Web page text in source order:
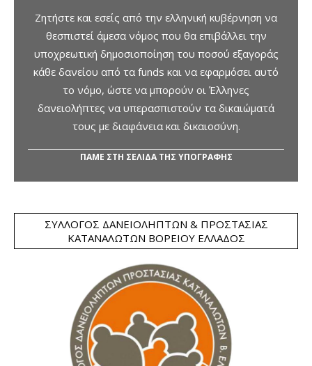
Ζητήστε και εσείς από την ελληνική κυβέρνηση να
θεσπιστεί άμεσα νόμος που θα επιβάλλει την
υποχρεωτική δημοσιοποίηση του ποσού εξαγοράς
κάθε δανείου από τα funds και να εφαρμόσει αυτό
το νόμο, ώστε να μπορούν οι Έλληνες
δανειολήπτες να υπερασπιστούν τα δικαιώματά
τους με διαφάνεια και δικαιοσύνη.
ΠΑΜΕ ΣΤΗ ΣΕΛΙΔΑ ΤΗΣ ΥΠΟΓΡΑΦΗΣ
ΣΎΛΛΟΓΟΣ ΔΑΝΕΙΟΛΗΠΤΏΝ & ΠΡΟΣΤΑΣΊΑΣ
ΚΑΤΑΝΑΛΩΤΏΝ ΒΟΡΕΊΟΥ ΕΛΛΆΔΟΣ